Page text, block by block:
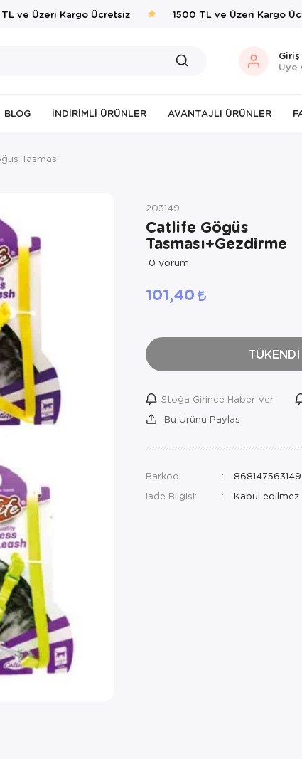
ve Üzeri Kargo Ücretsiz 1500 TL ve Üzeri Kargo
Giriş
Üye
BLOG İNDIRIMLI ÜRÜNLER AVANTAJLI ÜRÜNLER
Tasması
203149
Catlife Gögüs
Tasması+Gezdirme
0 yorum
101,40
TÜKENDİ
Stoğa Girince Haber Ver
Bu Ürünü Paylaş
Barkod
İade Bilgisi: